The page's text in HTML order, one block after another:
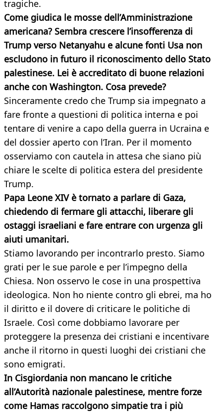
tragiche.
Come giudica le mosse dell’Amministrazione
americana? Sembra crescere l’insofferenza di
Trump verso Netanyahu e alcune fonti Usa non
escludono in futuro il riconoscimento dello Stato
palestinese. Lei è accreditato di buone relazioni
anche con Washington. Cosa prevede?
Sinceramente credo che Trump sia impegnato a
fare fronte a questioni di politica interna e poi
tentare di venire a capo della guerra in Ucraina e
del dossier aperto con l’Iran. Per il momento
osserviamo con cautela in attesa che siano più
chiare le scelte di politica estera del presidente
Trump.
Papa Leone XIV è tornato a parlare di Gaza,
chiedendo di fermare gli attacchi, liberare gli
ostaggi israeliani e fare entrare con urgenza gli
aiuti umanitari.
Stiamo lavorando per incontrarlo presto. Siamo
grati per le sue parole e per l’impegno della
Chiesa. Non osservo le cose in una prospettiva
ideologica. Non ho niente contro gli ebrei, ma ho
il diritto e il dovere di criticare le politiche di
Israele. Così come dobbiamo lavorare per
proteggere la presenza dei cristiani e incentivare
anche il ritorno in questi luoghi dei cristiani che
sono emigrati.
In Cisgiordania non mancano le critiche
all’Autorità nazionale palestinese, mentre forze
come Hamas raccolgono simpatie tra i più